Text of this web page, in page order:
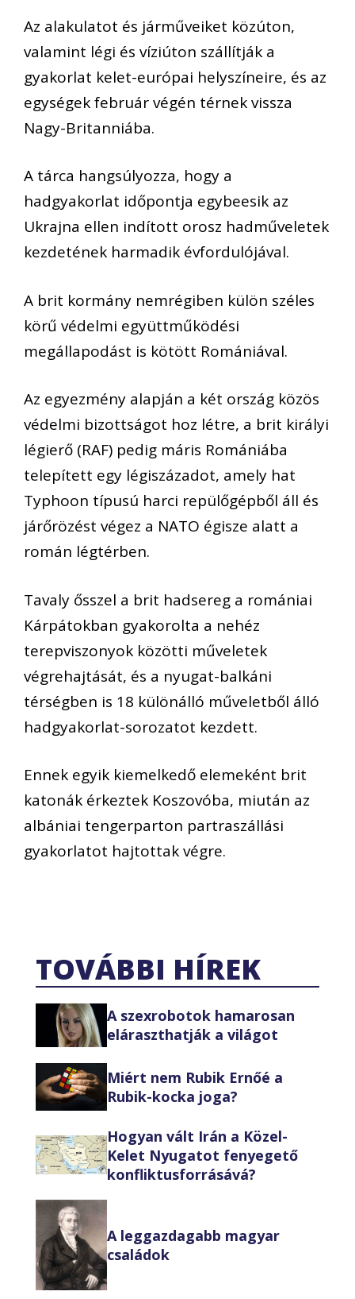
Az alakulatot és járműveiket közúton,
valamint légi és víziúton szállítják a
gyakorlat kelet-európai helyszíneire, és az
egységek február végén térnek vissza
Nagy-Britanniába.
A tárca hangsúlyozza, hogy a
hadgyakorlat időpontja egybeesik az
Ukrajna ellen indított orosz hadműveletek
kezdetének harmadik évfordulójával.
A brit kormány nemrégiben külön széles
körű védelmi együttműködési
megállapodást is kötött Romániával.
Az egyezmény alapján a két ország közös
védelmi bizottságot hoz létre, a brit királyi
légierő (RAF) pedig máris Romániába
telepített egy légiszázadot, amely hat
Typhoon típusú harci repülőgépből áll és
járőrözést végez a NATO égisze alatt a
román légtérben.
Tavaly ősszel a brit hadsereg a romániai
Kárpátokban gyakorolta a nehéz
terepviszonyok közötti műveletek
végrehajtását, és a nyugat-balkáni
térségben is 18 különálló műveletből álló
hadgyakorlat-sorozatot kezdett.
Ennek egyik kiemelkedő elemeként brit
katonák érkeztek Koszovóba, miután az
albániai tengerparton partraszállási
gyakorlatot hajtottak végre.
TOVÁBBI HÍREK
A szexrobotok hamarosan
eláraszthatják a világot
Miért nem Rubik Ernőé a
Rubik-kocka joga?
Hogyan vált Irán a Közel-
Kelet Nyugatot fenyegető
konfliktusforrásává?
A leggazdagabb magyar
családok